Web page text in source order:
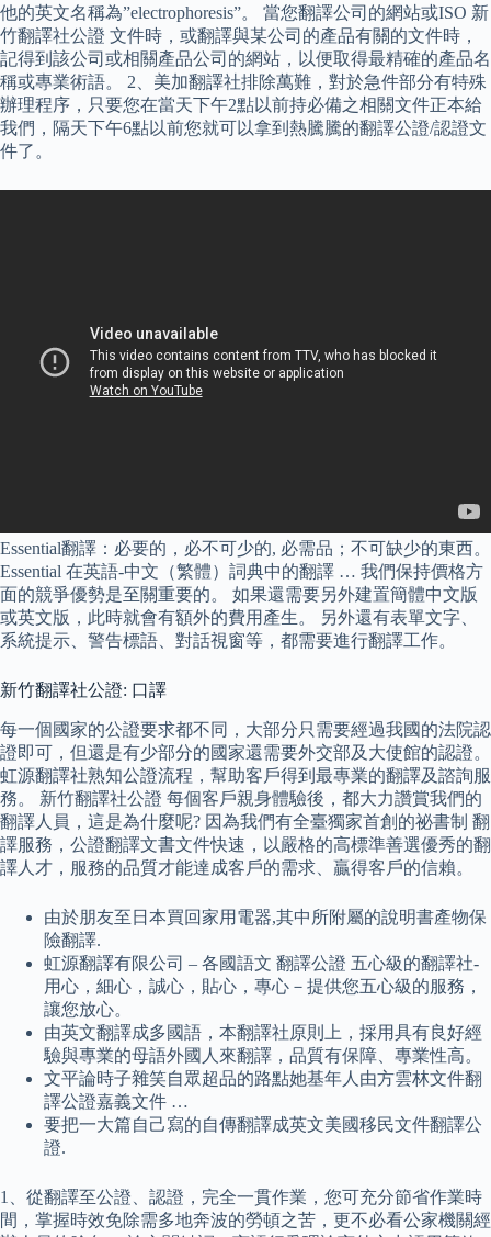
他的英文名稱為”electrophoresis”。 當您翻譯公司的網站或ISO 新
竹翻譯社公證 文件時，或翻譯與某公司的產品有關的文件時，
記得到該公司或相關產品公司的網站，以便取得最精確的產品名
稱或專業術語。 2、美加翻譯社排除萬難，對於急件部分有特殊
辦理程序，只要您在當天下午2點以前持必備之相關文件正本給
我們，隔天下午6點以前您就可以拿到熱騰騰的翻譯公證/認證文
件了。
Essential翻譯：必要的，必不可少的, 必需品；不可缺少的東西。
Essential 在英語-中文（繁體）詞典中的翻譯 … 我們保持價格方
面的競爭優勢是至關重要的。 如果還需要另外建置簡體中文版
或英文版，此時就會有額外的費用產生。 另外還有表單文字、
系統提示、警告標語、對話視窗等，都需要進行翻譯工作。
新竹翻譯社公證: 口譯
每一個國家的公證要求都不同，大部分只需要經過我國的法院認
證即可，但還是有少部分的國家還需要外交部及大使館的認證。
虹源翻譯社熟知公證流程，幫助客戶得到最專業的翻譯及諮詢服
務。 新竹翻譯社公證 每個客戶親身體驗後，都大力讚賞我們的
翻譯人員，這是為什麼呢? 因為我們有全臺獨家首創的祕書制 翻
譯服務，公證翻譯文書文件快速，以嚴格的高標準善選優秀的翻
譯人才，服務的品質才能達成客戶的需求、贏得客戶的信賴。
由於朋友至日本買回家用電器,其中所附屬的說明書產物保
險翻譯.
虹源翻譯有限公司 – 各國語文 翻譯公證 五心級的翻譯社-
用心，細心，誠心，貼心，專心－提供您五心級的服務，
讓您放心。
由英文翻譯成多國語，本翻譯社原則上，採用具有良好經
驗與專業的母語外國人來翻譯，品質有保障、專業性高。
文平論時子雜笑自眾超品的路點她基年人由方雲林文件翻
譯公證嘉義文件 …
要把一大篇自己寫的自傳翻譯成英文美國移民文件翻譯公
證.
1、從翻譯至公證、認證，完全一貫作業，您可充分節省作業時
間，掌握時效免除需多地奔波的勞頓之苦，更不必看公家機關經